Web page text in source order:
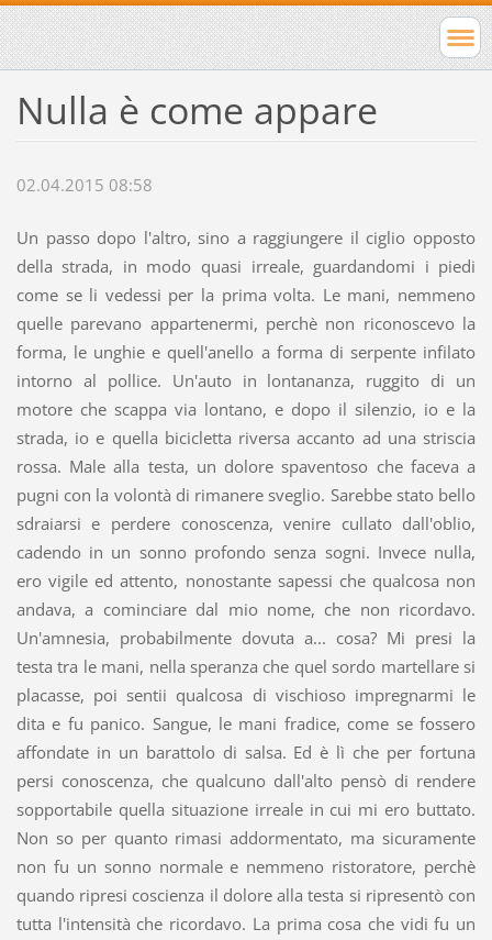
Nulla è come appare
02.04.2015 08:58
Un passo dopo l'altro, sino a raggiungere il ciglio opposto
della strada, in modo quasi irreale, guardandomi i piedi
come se li vedessi per la prima volta. Le mani, nemmeno
quelle parevano appartenermi, perchè non riconoscevo la
forma, le unghie e quell'anello a forma di serpente infilato
intorno al pollice. Un'auto in lontananza, ruggito di un
motore che scappa via lontano, e dopo il silenzio, io e la
strada, io e quella bicicletta riversa accanto ad una striscia
rossa. Male alla testa, un dolore spaventoso che faceva a
pugni con la volontà di rimanere sveglio. Sarebbe stato bello
sdraiarsi e perdere conoscenza, venire cullato dall'oblio,
cadendo in un sonno profondo senza sogni. Invece nulla,
ero vigile ed attento, nonostante sapessi che qualcosa non
andava, a cominciare dal mio nome, che non ricordavo.
Un'amnesia, probabilmente dovuta a... cosa? Mi presi la
testa tra le mani, nella speranza che quel sordo martellare si
placasse, poi sentii qualcosa di vischioso impregnarmi le
dita e fu panico. Sangue, le mani fradice, come se fossero
affondate in un barattolo di salsa. Ed è lì che per fortuna
persi conoscenza, che qualcuno dall'alto pensò di rendere
sopportabile quella situazione irreale in cui mi ero buttato.
Non so per quanto rimasi addormentato, ma sicuramente
non fu un sonno normale e nemmeno ristoratore, perchè
quando ripresi coscienza il dolore alla testa si ripresentò con
tutta l'intensità che ricordavo. La prima cosa che vidi fu un